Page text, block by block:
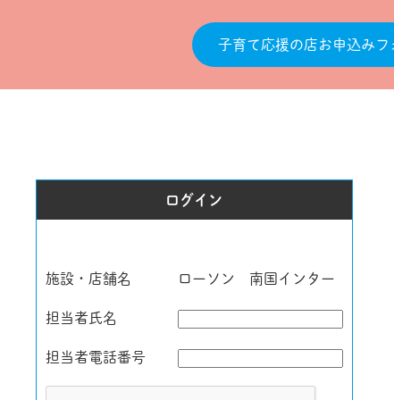
子育て応援の店お申込みフ
ログイン
施設・店舗名 ローソン 南国インター
担当者氏名
担当者電話番号